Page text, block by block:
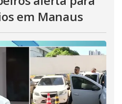
em Manaus